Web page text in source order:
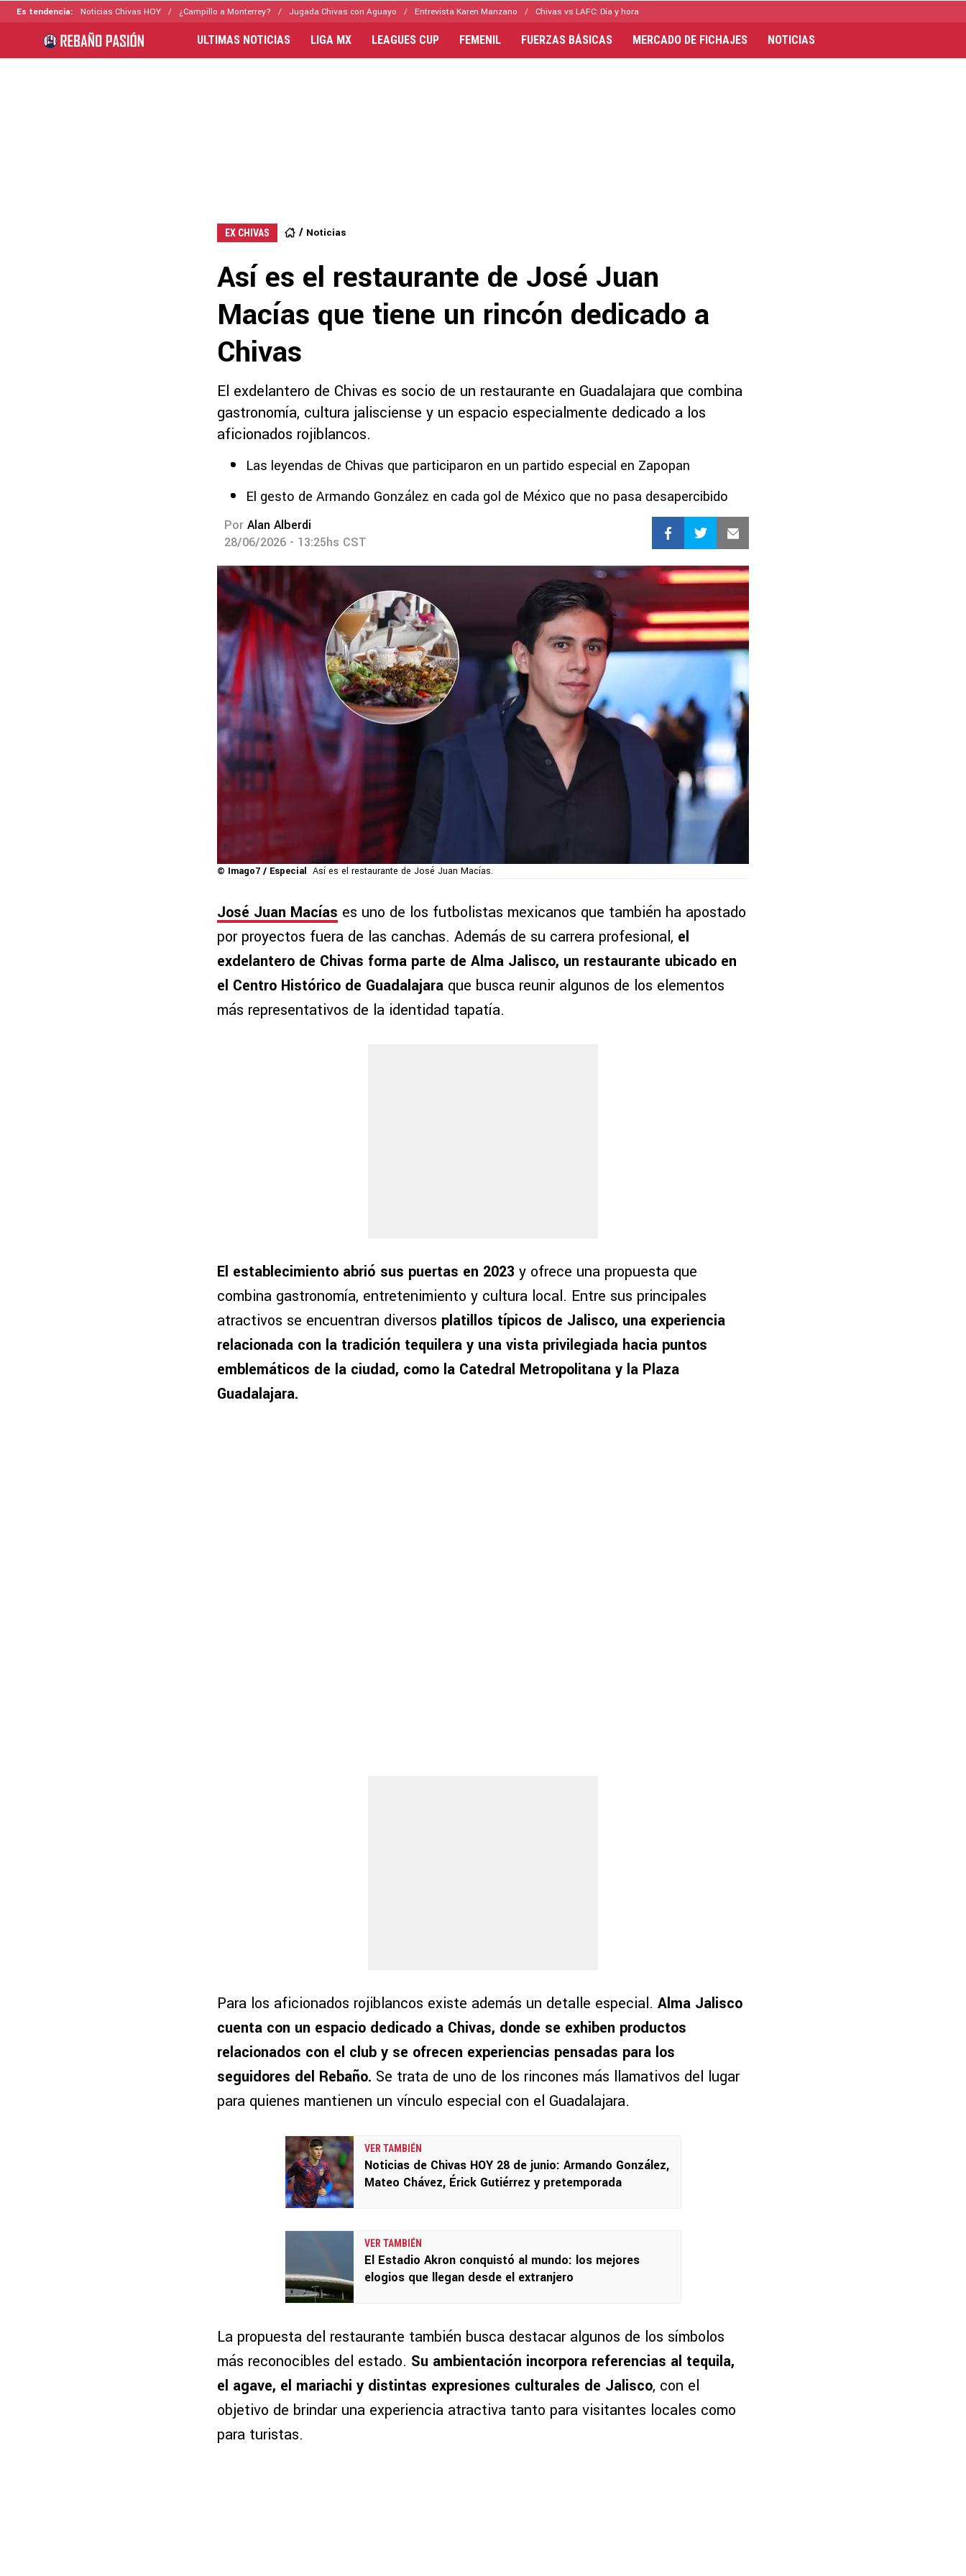
Es tendencia: Noticias Chivas HOY ¿Campillo a Monterrey? Jugada Chivas con Aguayo Entrevista Karen Manzano Chivas vs LAFC: Día y hora
ULTIMAS NOTICIAS LIGA MX LEAGUES CUP FEMENIL FUERZAS BÁSICAS MERCADO DE FICHAJES NOTICIAS
EX CHIVAS Noticias
Así es el restaurante de José Juan
Macías que tiene un rincón dedicado a
Chivas
El exdelantero de Chivas es socio de un restaurante en Guadalajara que combina
gastronomía, cultura jalisciense y un espacio especialmente dedicado a los
aficionados rojiblancos.
Las leyendas de Chivas que participaron en un partido especial en Zapopan
El gesto de Armando González en cada gol de México que no pasa desapercibido
Por Alan Alberdi
28/06/2026 - 13:25hs CST
© Imago7 / Especial Así es el restaurante de José Juan Macías.
José Juan Macías es uno de los futbolistas mexicanos que también ha apostado
por proyectos fuera de las canchas. Además de su carrera profesional, el
exdelantero de Chivas forma parte de Alma Jalisco, un restaurante ubicado en
el Centro Histórico de Guadalajara que busca reunir algunos de los elementos
más representativos de la identidad tapatía.
El establecimiento abrió sus puertas en 2023 y ofrece una propuesta que
combina gastronomía, entretenimiento y cultura local. Entre sus principales
atractivos se encuentran diversos platillos típicos de Jalisco, una experiencia
relacionada con la tradición tequilera y una vista privilegiada hacia puntos
emblemáticos de la ciudad, como la Catedral Metropolitana y la Plaza
Guadalajara.
Para los aficionados rojiblancos existe además un detalle especial. Alma Jalisco
cuenta con un espacio dedicado a Chivas, donde se exhiben productos
relacionados con el club y se ofrecen experiencias pensadas para los
seguidores del Rebaño. Se trata de uno de los rincones más llamativos del lugar
para quienes mantienen un vínculo especial con el Guadalajara.
VER TAMBIÉN
Noticias de Chivas HOY 28 de junio: Armando González,
Mateo Chávez, Érick Gutiérrez y pretemporada
VER TAMBIÉN
El Estadio Akron conquistó al mundo: los mejores
elogios que llegan desde el extranjero
La propuesta del restaurante también busca destacar algunos de los símbolos
más reconocibles del estado. Su ambientación incorpora referencias al tequila,
el agave, el mariachi y distintas expresiones culturales de Jalisco, con el
objetivo de brindar una experiencia atractiva tanto para visitantes locales como
para turistas.